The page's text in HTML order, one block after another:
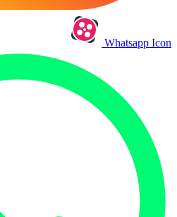
Whatsapp Icon